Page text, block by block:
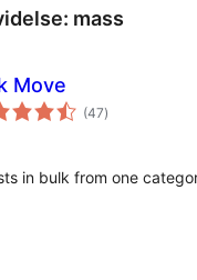
mass
Move
(47totale
vurderinger
)
in bulk from one